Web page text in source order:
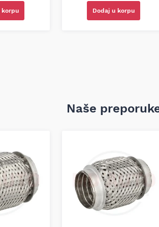
korpu Dodaj u korpu
Naše